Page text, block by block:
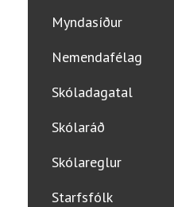
Myndasíður
Nemendafélag
Skóladagatal
Skólaráð
Skólareglur
Starfsfólk